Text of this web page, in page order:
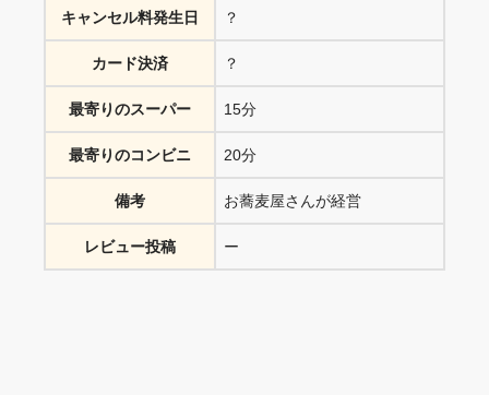
キャンセル料発生日 ？
カード決済 ？
最寄りのスーパー 15分
最寄りのコンビニ 20分
備考 お蕎麦屋さんが経営
レビュー投稿 ー